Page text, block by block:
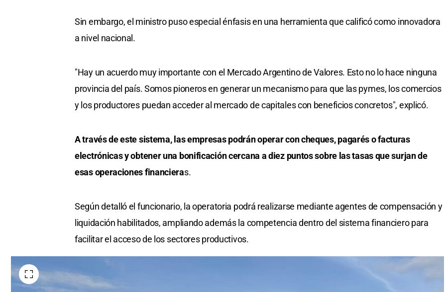
Sin embargo, el ministro puso especial énfasis en una herramienta que calificó como innovadora
a nivel nacional.
"Hay un acuerdo muy importante con el Mercado Argentino de Valores. Esto no lo hace ninguna
provincia del país. Somos pioneros en generar un mecanismo para que las pymes, los comercios
y los productores puedan acceder al mercado de capitales con beneficios concretos", explicó.
A través de este sistema, las empresas podrán operar con cheques, pagarés o facturas
electrónicas y obtener una bonificación cercana a diez puntos sobre las tasas que surjan de
esas operaciones financieras.
Según detalló el funcionario, la operatoria podrá realizarse mediante agentes de compensación y
liquidación habilitados, ampliando además la competencia dentro del sistema financiero para
facilitar el acceso de los sectores productivos.